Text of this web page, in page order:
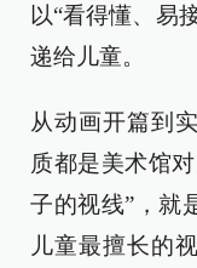
以“看得懂、易
递给儿童。
从动画开篇到
质都是美术馆
子的视线”，就
儿童最擅长的